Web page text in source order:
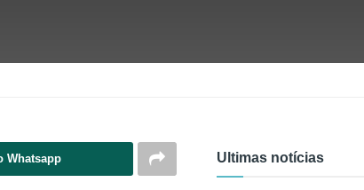
Whatsapp Ultimas notícias